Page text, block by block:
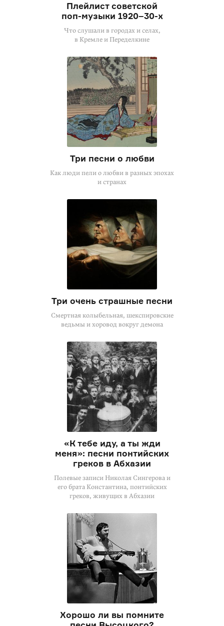
Плейлист советской
поп-музыки 1920–30-х
Что слушали в городах и селах,
в Кремле и Переделкине
Три песни о любви
Как люди пели о любви в разных эпохах
и странах
Три очень страшные песни
Смертная колыбельная, шекспировские
ведьмы и хоровод вокруг демона
«К тебе иду, а ты жди
меня»: песни понтийских
греков в Абхазии
Полевые записи Николая Сингерова и
его брата Константина, понтийских
греков, живущих в Абхазии
Хорошо ли вы помните